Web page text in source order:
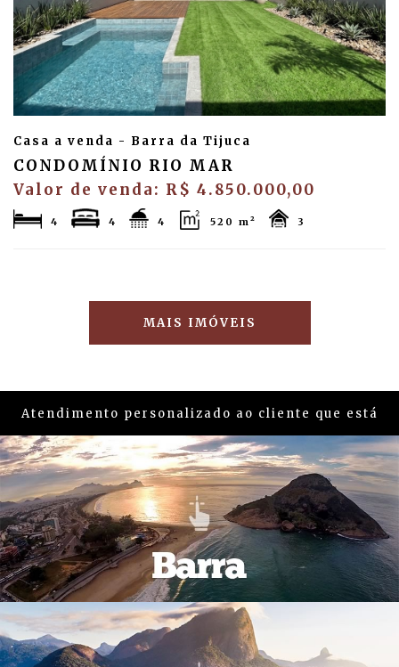
Casa a venda - Barra da Tijuca
CONDOMÍNIO RIO MAR
Valor de venda: R$ 4.850.000,00
4 4 4 520 m² 3
MAIS IMÓVEIS
Atendimento personalizado ao cliente que está
em busca de um imóvel na região daBarra e
Recreio